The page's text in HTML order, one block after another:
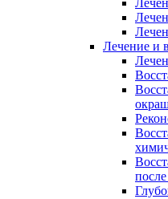
Лечение и